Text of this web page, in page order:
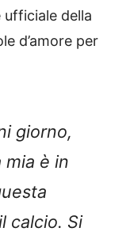
della
d’amore per
giorno,
mia è in
calcio. Si